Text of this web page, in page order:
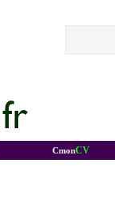
CmonCV